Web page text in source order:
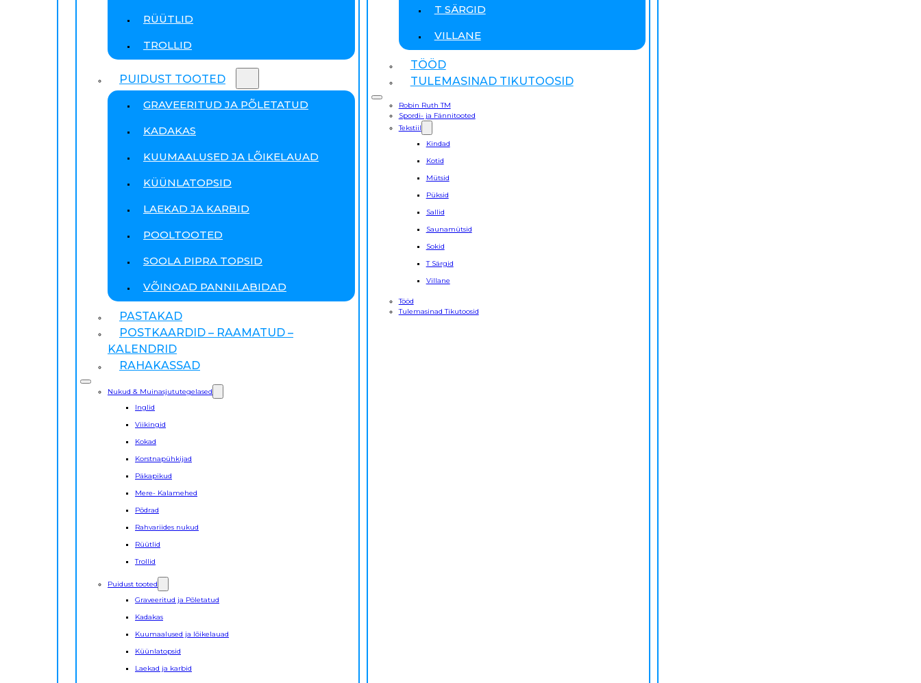
RÜÜTLID
TROLLID
PUIDUST TOOTED
GRAVEERITUD JA PÕLETATUD
KADAKAS
KUUMAALUSED JA LÕIKELAUAD
KÜÜNLATOPSID
LAEKAD JA KARBID
POOLTOOTED
SOOLA PIPRA TOPSID
VÕINOAD PANNILABIDAD
PASTAKAD
POSTKAARDID – RAAMATUD –
KALENDRID
RAHAKASSAD
Nukud & Muinasjututegelased
Inglid
Viikingid
Kokad
Korstnapühkijad
Päkapikud
Mere- Kalamehed
Põdrad
Rahvariides nukud
Rüütlid
Trollid
Puidust tooted
Graveeritud ja Põletatud
Kadakas
Kuumaalused ja lõikelauad
Küünlatopsid
Laekad ja karbid
T SÄRGID
VILLANE
TÖÖD
TULEMASINAD TIKUTOOSID
Robin Ruth TM
Spordi- ja Fännitooted
Tekstiil
Kindad
Kotid
Mütsid
Püksid
Sallid
Saunamütsid
Sokid
T Särgid
Villane
Tööd
Tulemasinad Tikutoosid